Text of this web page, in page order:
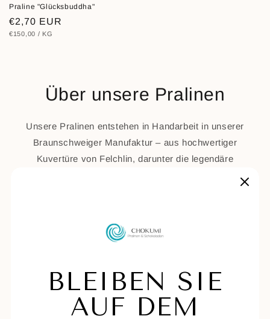
Praline "Glücksbuddha"
Normaler
Preis
€2,70 EUR
STÜCKPREIS
€150,00 / PRO
KG
Über unsere Pralinen
Unsere Pralinen entstehen in Handarbeit in unserer
Braunschweiger Manufaktur – aus hochwertiger
Kuvertüre von Felchlin, darunter die legendäre
Dass unsere Pralinen etwas Besonderes sind,
International Chocolate Awardsausgezeichnet
– Gold für die Gianduja (2017) und Bronze für das
Schokoladige Karamell (2023). Bei den